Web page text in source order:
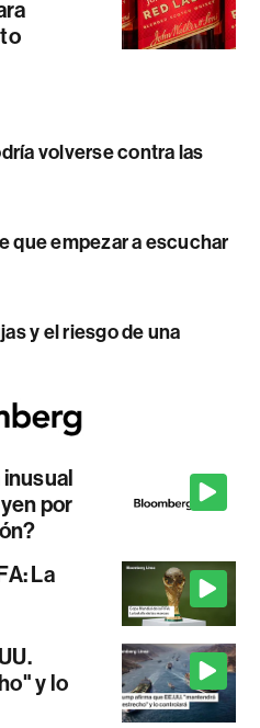
volverse contra las
que empezar a escuchar
y el riesgo de una
por
La
y lo